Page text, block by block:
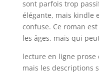
sont parfois trop
élégante, mais kindle
confuse. Ce roman
les âges, mais qui
lecture en ligne prose
mais les descriptions